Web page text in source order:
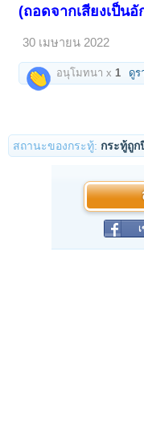
(ถอดจากเสียงเป็น
30 เมษายน 2022
อนุโมทนา x1 ดูร
สถานะของกระทู้: กระทู้ถูก